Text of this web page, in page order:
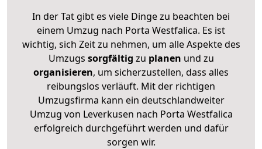
In der Tat gibt es viele Dinge zu beachten bei
einem Umzug nach Porta Westfalica. Es ist
wichtig, sich Zeit zu nehmen, um alle Aspekte des
Umzugs sorgfältig zu planen und zu
organisieren, um sicherzustellen, dass alles
reibungslos verläuft. Mit der richtigen
Umzugsfirma kann ein deutschlandweiter
Umzug von Leverkusen nach Porta Westfalica
erfolgreich durchgeführt werden und dafür
sorgen wir.